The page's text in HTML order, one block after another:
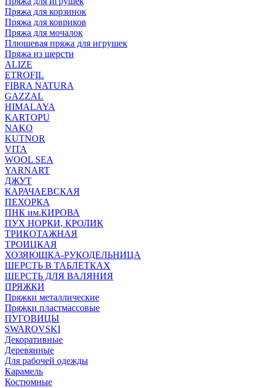
Пряжа для корзинок
Пряжа для ковриков
Пряжа для мочалок
Плюшевая пряжа для игрушек
Пряжа из шерсти
ALIZE
ETROFIL
FIBRA NATURA
GAZZAL
HIMALAYA
KARTOPU
NAKO
KUTNOR
VITA
WOOL SEA
YARNART
ДЖУТ
КАРАЧАЕВСКАЯ
ПЕХОРКА
ПНК им.КИРОВА
ПУХ НОРКИ, КРОЛИК
ТРИКОТАЖНАЯ
ТРОИЦКАЯ
ХОЗЯЮШКА-РУКОДЕЛЬНИЦА
ШЕРСТЬ В ТАБЛЕТКАХ
ШЕРСТЬ ДЛЯ ВАЛЯНИЯ
ПРЯЖКИ
Пряжки металлические
Пряжки пластмассовые
ПУГОВИЦЫ
SWAROVSKI
Декоративные
Деревянные
Для рабочей одежды
Карамель
Костюмные